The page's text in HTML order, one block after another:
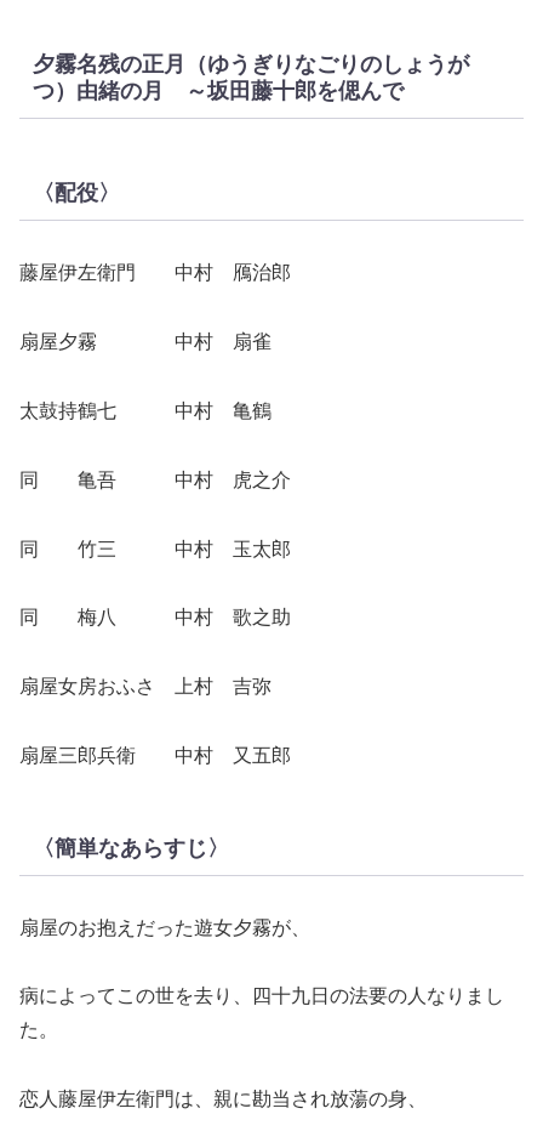
夕霧名残の正月（ゆうぎりなごりのしょうが
つ）由緒の月 ～坂田藤十郎を偲んで
〈配役〉
藤屋伊左衛門 中村 鴈治郎
扇屋夕霧 中村 扇雀
太鼓持鶴七 中村 亀鶴
同 亀吾 中村 虎之介
同 竹三 中村 玉太郎
同 梅八 中村 歌之助
扇屋女房おふさ 上村 吉弥
扇屋三郎兵衛 中村 又五郎
〈簡単なあらすじ〉
扇屋のお抱えだった遊女夕霧が、
病によってこの世を去り、四十九日の法要の人なりまし
た。
恋人藤屋伊左衛門は、親に勘当され放蕩の身、